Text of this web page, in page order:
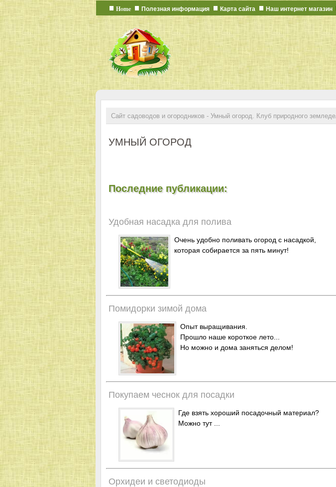
Сайт садоводов и огородников - Умный огород. Клуб природного
УМНЫЙ ОГОРОД
Последние публикации:
Удобная насадка для полива
Очень удобно поливать огород с насадкой,
которая собирается за пять минут!
Помидорки зимой дома
Опыт выращивания.
Прошло наше короткое лето...
Но можно и дома заняться делом!
Покупаем чеснок для посадки
Где взять хороший посадочный материал?
Можно тут ...
Орхидеи и светодиоды
Home Полезная информация Карта сайта Наш интернет магазин